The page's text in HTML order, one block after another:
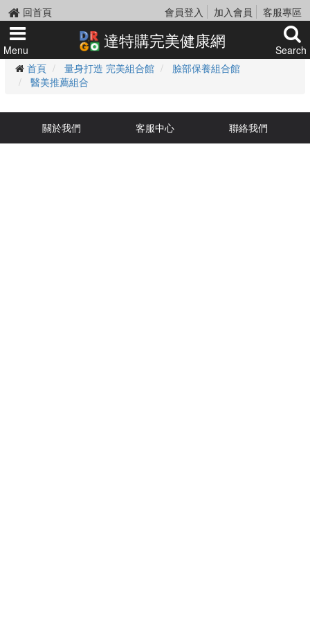
回首頁 會員登入 加入會員 客服專區
Menu 達特購完美健康網
Search
首頁
量身打造 完美組合館
臉部保養組合館
醫美推薦組合
關於我們 客服中心 聯絡我們